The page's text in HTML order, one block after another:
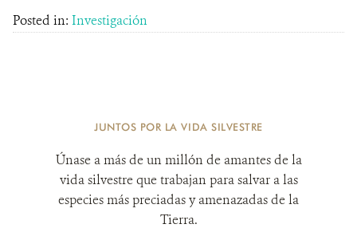
Posted in: Investigación
JUNTOS POR LA VIDA SILVESTRE
Únase a más de un millón de amantes de la
vida silvestre que trabajan para salvar a las
especies más preciadas y amenazadas de la
Tierra.